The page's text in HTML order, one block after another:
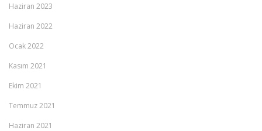
Haziran 2023
Haziran 2022
Ocak 2022
Kasım 2021
Ekim 2021
Temmuz 2021
Haziran 2021